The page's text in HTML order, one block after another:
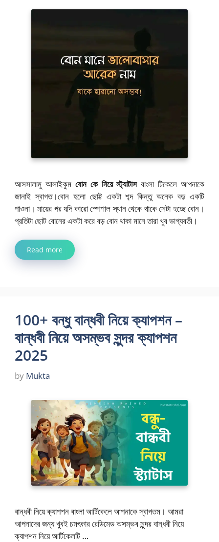
আসসালামু আলাইকুম বোন কে নিয়ে স্ট্যাটাসবাংলা টিকেলে আপনাকে
জানাই স্বাগত।বোন হলো ছোট্ট একটা শব্দ কিন্তু অনেক বড় একটি
পাওনা। মায়ের পর যদি কারো স্পেশাল স্থান থেকে থাকে সেটা হচ্ছে বোন।
প্রতিটা ছোট বোনের একটা করে বড় বোন থাকা মানে তারা খুব ভাগ্যবতী।
Read more
100+ বন্ধু বান্ধবী নিয়ে ক্যাপশন –
বান্ধবী নিয়ে অসম্ভব সুন্দর ক্যাপশন
2025
by Mukta
বান্ধবী নিয়ে ক্যাপশন বাংলা আর্টিকেলে আপনাকে স্বাগতম। আমরা
আপনাদের জন্য খুবই চমৎকার রেডিমেড অসম্ভব সুন্দর বান্ধবী নিয়ে
ক্যাপশন নিয়ে আর্টিকেলটি …